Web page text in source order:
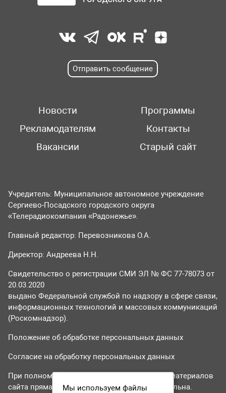
Отправить сообщение
Новости
Программы
Рекламодателям
Контакты
Вакансии
Старый сайт
Учредитель: Муниципальное автономное учреждение
Сергиево-Посадского городского округа
«Телерадиокомпания «Радонежье».
Главный редактор: Перевозникова О.А.
Директор: Андреева Н.Н.
Свидетельство о регистрации СМИ ЭЛ № ФС 77-78073 от
20.03.2020
выдано Федеральной службой по надзору в сфере связи,
информационных технологий и массовых коммуникаций
(Роскомнадзор).
Положение об обработке персональных данных
Согласие на обработку персональных данных
При полном или частичном использовании материалов
сайта прямая гиперссылка на tvr24.tv обязательна.
Мы используем файлы